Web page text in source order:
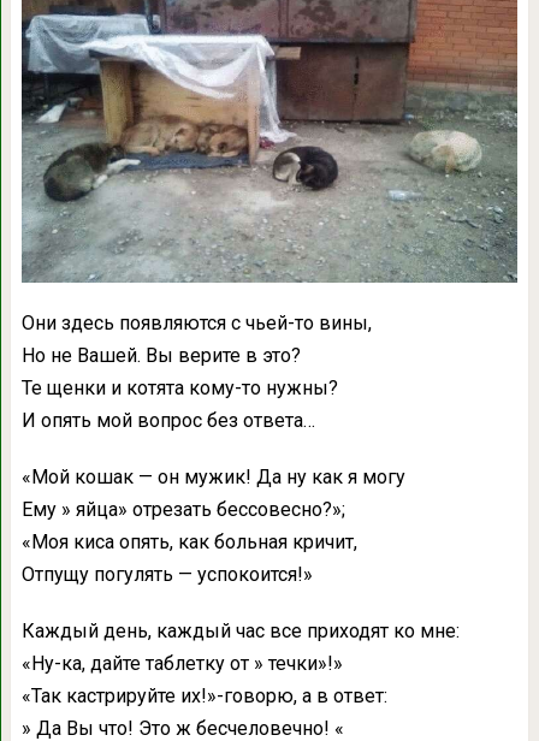
Они здесь появляются с чьей-то вины,
Но не Вашей. Вы верите в это?
Те щенки и котята кому-то нужны?
И опять мой вопрос без ответа…
«Мой кошак — он мужик! Да ну как я могу
Ему » яйца» отрезать бессовесно?»;
«Моя киса опять, как больная кричит,
Отпущу погулять — успокоится!»
Каждый день, каждый час все приходят ко мне:
«Ну-ка, дайте таблетку от » течки»!»
«Так кастрируйте их!»-говорю, а в ответ:
» Да Вы что! Это ж бесчеловечно! «